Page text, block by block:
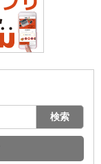
検索